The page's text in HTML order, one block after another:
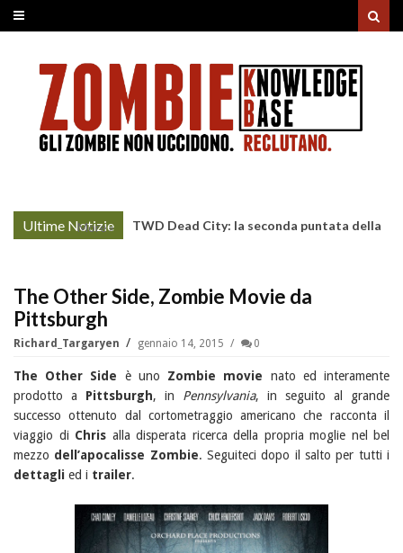
Ultime Notizie
More »
TWD Dead City: la seconda puntata della
The Other Side, Zombie Movie da
Pittsburgh
Richard_Targaryen gennaio 14, 2015 0
The Other Side è uno Zombie movie nato ed interamente
prodotto a Pittsburgh, in Pennsylvania, in seguito al grande
successo ottenuto dal cortometraggio americano che racconta il
viaggio di Chris alla disperata ricerca della propria moglie nel bel
mezzo dell’apocalisse Zombie. Seguiteci dopo il salto per tutti i
dettagli ed i trailer.